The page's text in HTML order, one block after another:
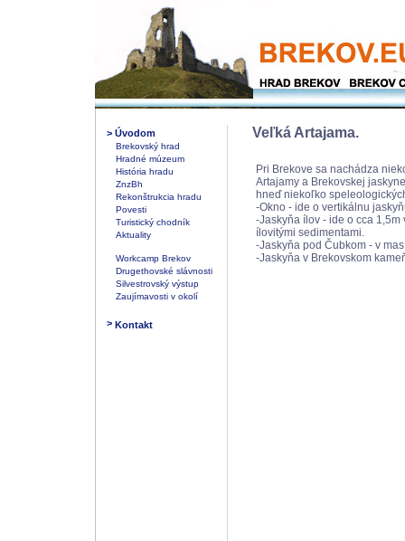
> Úvodom
Brekovský hrad
Hradné múzeum
História hradu
ZnzBh
Rekonštrukcia hradu
Povesti
Turistický chodník
Aktuality
Workcamp Brekov
Drugethovské slávnosti
Silvestrovský výstup
Zaujímavosti v okolí
> Kontakt
Veľká Artajama.
Pri Brekove sa nachádza
Artajamy a Brekovskej
hneď niekoľko
-Okno - ide o vertikálnu
-Jaskyňa ílov - ide o cca
ílovitými sedimentami.
-Jaskyňa pod Čubkom - v
-Jaskyňa v Brekovskom